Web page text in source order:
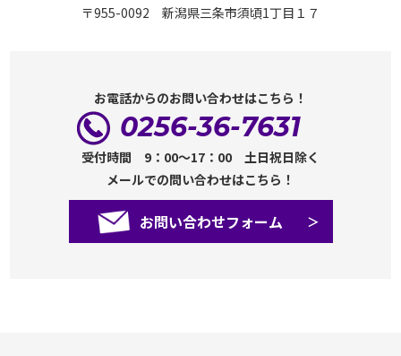
〒955-0092 新潟県三条市須頃1丁目１７
お電話からのお問い合わせはこちら！
0256-36-7631
受付時間 9：00～17：00 土日祝日除く
メールでの問い合わせはこちら！
お問い合わせフォーム